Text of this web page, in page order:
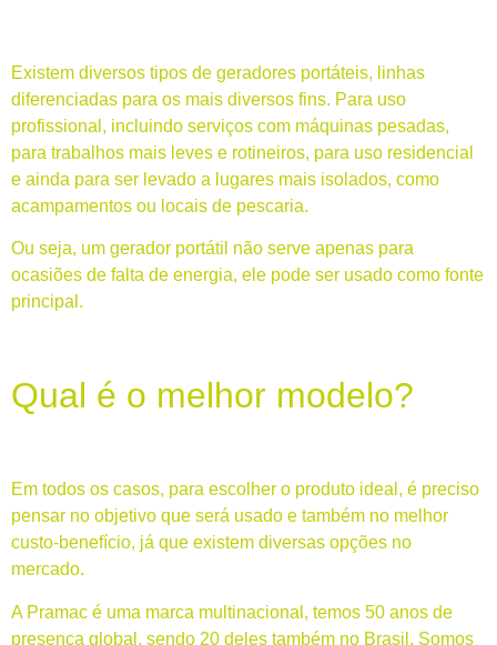
Existem diversos tipos de geradores portáteis, linhas
diferenciadas para os mais diversos fins. Para uso
profissional, incluindo serviços com máquinas pesadas,
para trabalhos mais leves e rotineiros, para uso residencial
e ainda para ser levado a lugares mais isolados, como
acampamentos ou locais de pescaria.
Ou seja, um gerador portátil não serve apenas para
ocasiões de falta de energia, ele pode ser usado como fonte
principal.
Qual é o melhor modelo?
Em todos os casos, para escolher o produto ideal, é preciso
pensar no objetivo que será usado e também no melhor
custo-benefício, já que existem diversas opções no
mercado.
A Pramac é uma marca multinacional, temos 50 anos de
presença global, sendo 20 deles também no Brasil. Somos